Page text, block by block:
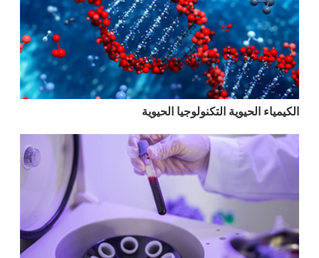
الكيمياء الحيوية التكنولوجيا الحيوية